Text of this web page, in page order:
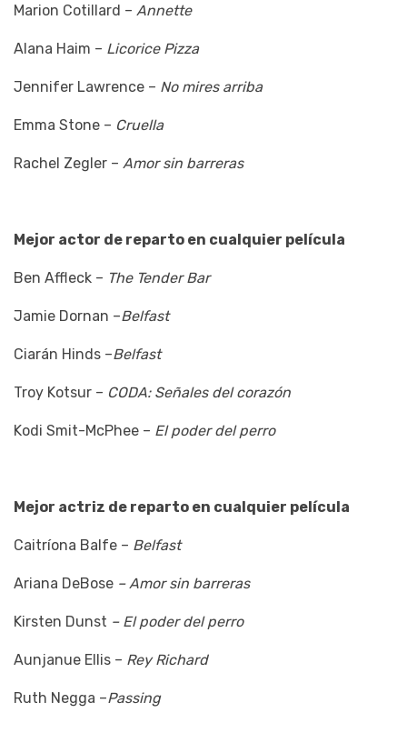
Marion Cotillard – Annette
Alana Haim – Licorice Pizza
Jennifer Lawrence – No mires arriba
Emma Stone – Cruella
Rachel Zegler – Amor sin barreras
Mejor actor de reparto en cualquier película
Ben Affleck – The Tender Bar
Jamie Dornan –Belfast
Ciarán Hinds –Belfast
Troy Kotsur – CODA: Señales del corazón
Kodi Smit-McPhee – El poder del perro
Mejor actriz de reparto en cualquier película
Caitríona Balfe – Belfast
Ariana DeBose – Amor sin barreras
Kirsten Dunst – El poder del perro
Aunjanue Ellis – Rey Richard
Ruth Negga –Passing